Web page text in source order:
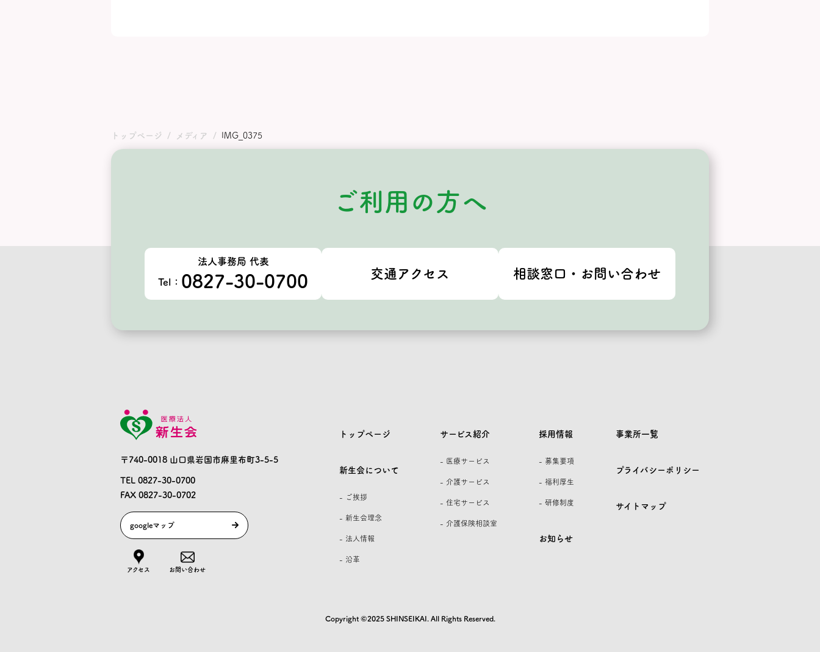
トップページ メディア IMG_0375
ご利用の方へ
法人事務局 代表
Tel： 0827-30-0700 交通アクセス 相談窓口・お問い合わせ
〒740-0018 山口県岩国市麻里布町3-5-5
TEL 0827-30-0700
FAX 0827-30-0702
googleマップ
アクセス お問い合わせ
トップページ
新生会について
- ご挨拶
- 新生会理念
- 法人情報
- 沿革
サービス紹介
- 医療サービス
- 介護サービス
- 住宅サービス
- 介護保険相談室
採用情報
- 募集要項
- 福利厚生
- 研修制度
お知らせ
事業所一覧
プライバシーポリシー
サイトマップ
Copyright ©2025 SHINSEIKAI. All Rights Reserved.